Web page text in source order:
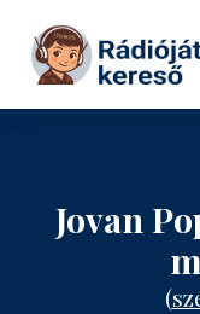
Tovább a tartalomhoz
Jovan
(